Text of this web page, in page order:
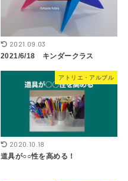
2021.09.03
2021/6/18 キンダークラス
アトリエ・アルブル
2020.10.18
道具が○○性を高める！